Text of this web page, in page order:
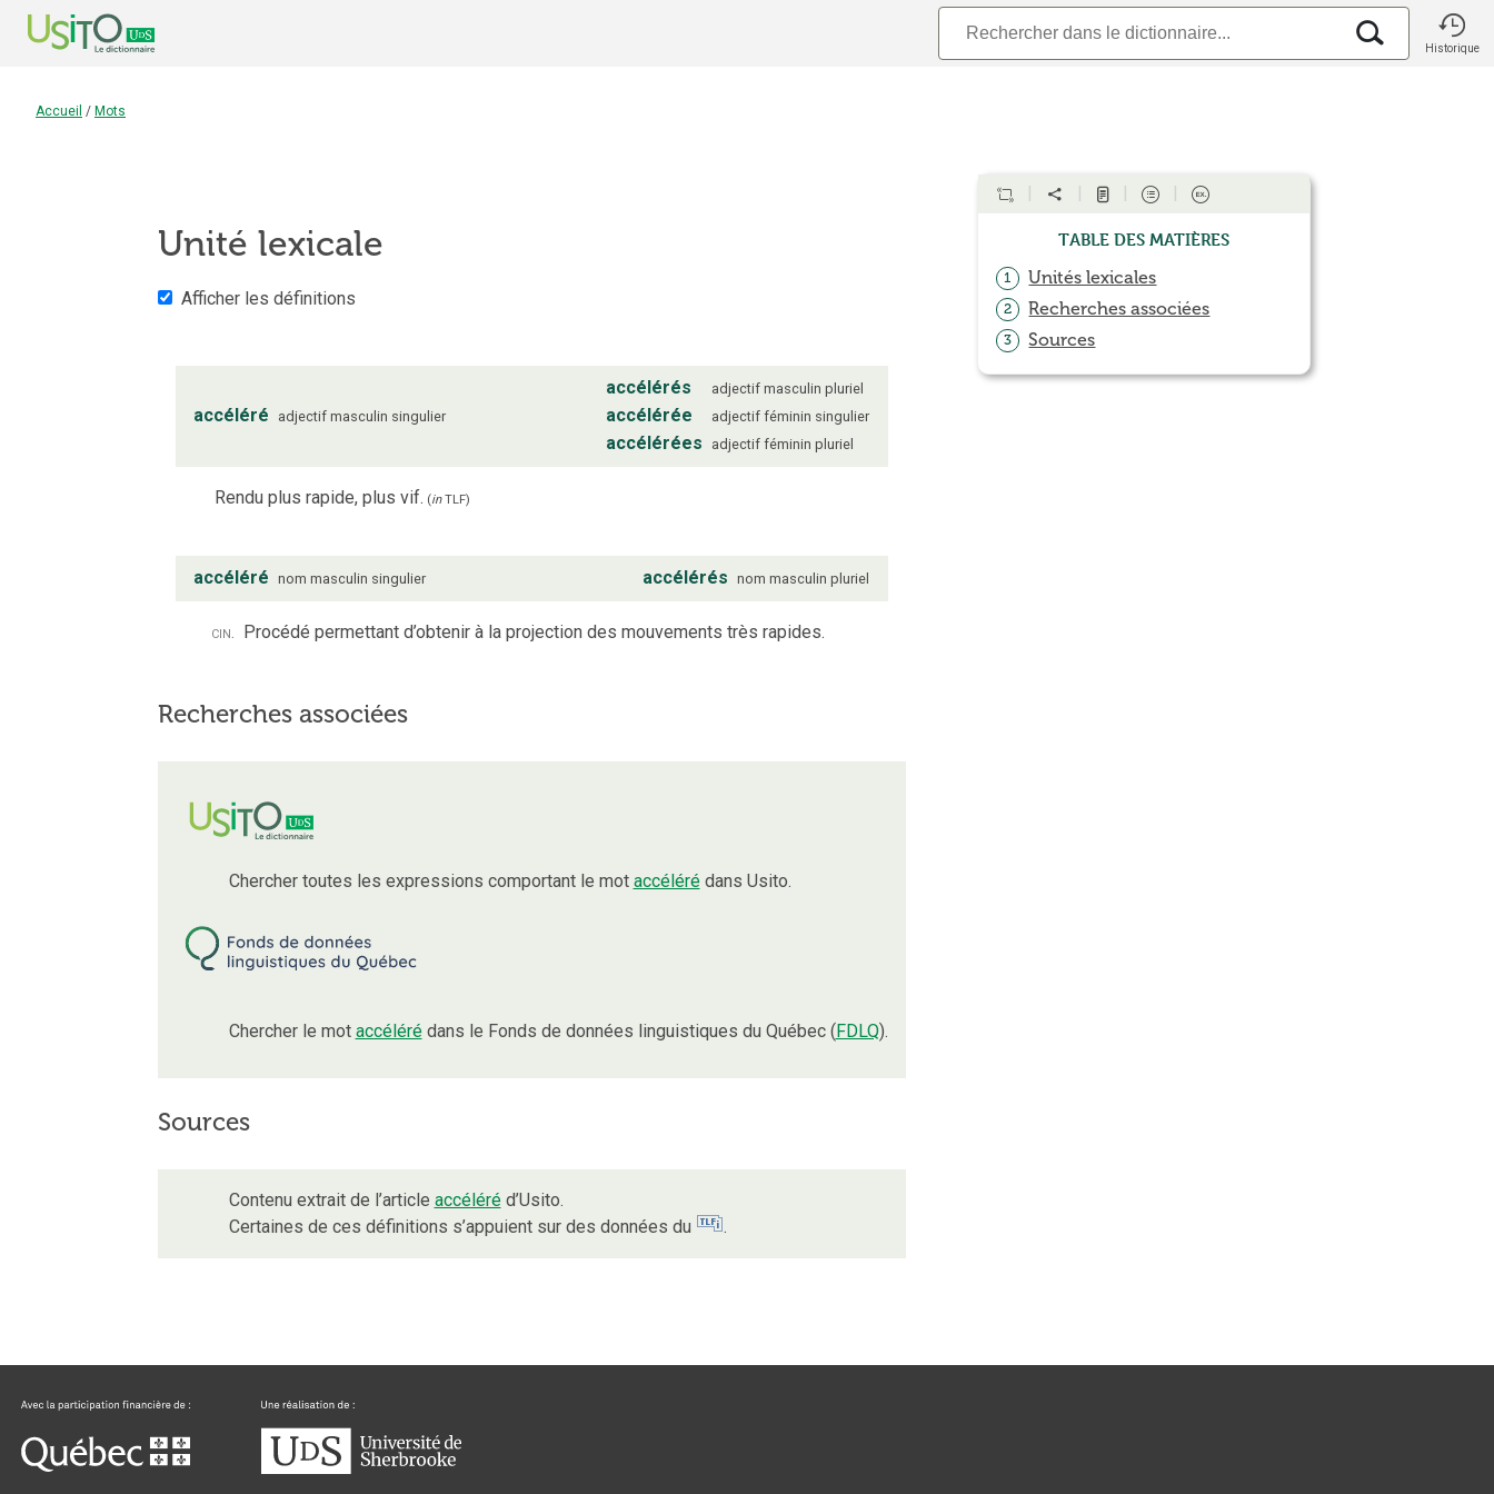
Historique
Accueil / Mots
Unité lexicale
Afficher les définitions
accéléré adjectif masculin singulier
accélérés adjectif masculin pluriel
accélérée adjectif féminin singulier
accélérées adjectif féminin pluriel
Rendu plus rapide, plus vif. (inTLF)
accéléré nom masculin singulier accélérés nom masculin pluriel
cin. Procédé permettant d’obtenir à la projection des mouvements très rapides.
Recherches associées
Chercher toutes les expressions comportant le mot accélérédans Usito.
Chercher le mot accélérédans le Fonds de données linguistiques du Québec (FDLQ).
Sources
Contenu extrait de l’article accéléréd’Usito.
Certaines de ces définitions s’appuient sur des données du
.
Table des matières
1 Unités lexicales
2 Recherches associées
3 Sources